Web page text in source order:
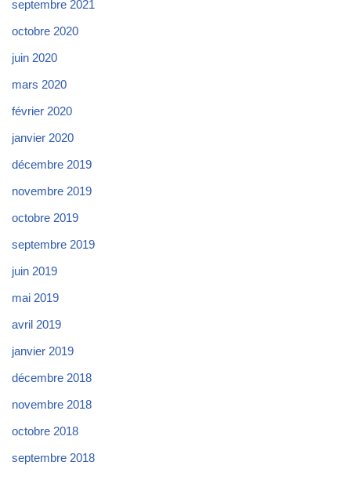
septembre 2021
octobre 2020
juin 2020
mars 2020
février 2020
janvier 2020
décembre 2019
novembre 2019
octobre 2019
septembre 2019
juin 2019
mai 2019
avril 2019
janvier 2019
décembre 2018
novembre 2018
octobre 2018
septembre 2018